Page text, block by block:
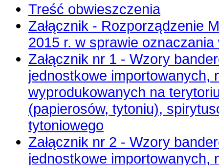
Treść obwieszczenia
Załącznik - Rozporządzenie
2015 r. w sprawie
Załącznik nr 1 - Wzory
jednostkowe importowanych,
wyprodukowanych na
(papierosów, tytoniu),
tytoniowego
Załącznik nr 2 - Wzory
jednostkowe importowanych,